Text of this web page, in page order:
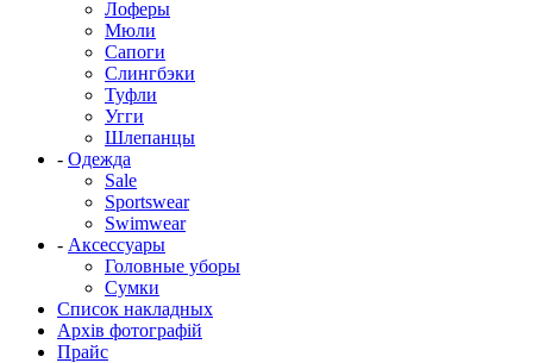
Лоферы
Мюли
Сапоги
Слингбэки
Туфли
Угги
Шлепанцы
- Одежда
Sale
Sportswear
Swimwear
- Аксессуары
Головные уборы
Сумки
Список накладных
Архів фотографій
Прайс